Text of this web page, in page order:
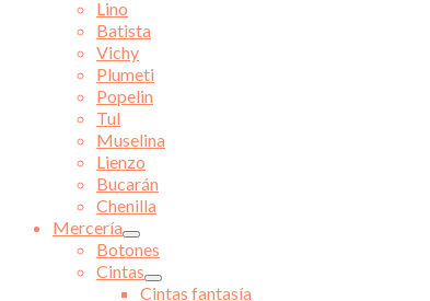
Lino
Batista
Vichy
Plumeti
Popelin
Tul
Muselina
Lienzo
Bucarán
Chenilla
Mercería
Botones
Cintas
Cintas fantasía